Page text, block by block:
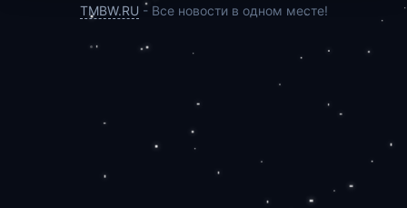
TMBW.RU - Все новости в одном месте!